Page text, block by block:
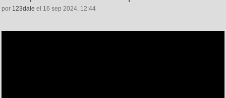
por 123dale el 16 sep 2024, 12:44